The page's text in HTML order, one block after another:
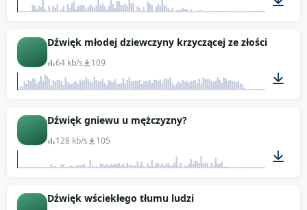
00:01
Dźwięk młodej dziewczyny krzyczącej ze złości
64 kb/s 109
Dźwięk gniewu u mężczyzny?
128 kb/s 105
Dźwięk wściekłego tłumu ludzi